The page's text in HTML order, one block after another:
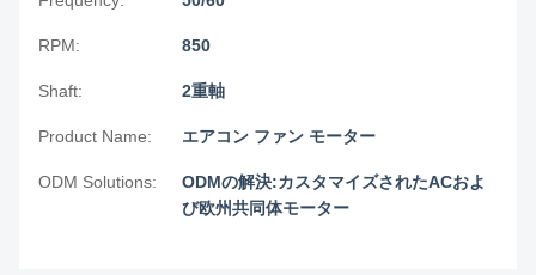
RPM: 850
Shaft: 2重軸
Product Name: エアコン ファン モーター
ODM Solutions:
ODMの解決:カスタマイズされたACおよ
び欧州共同体モーター